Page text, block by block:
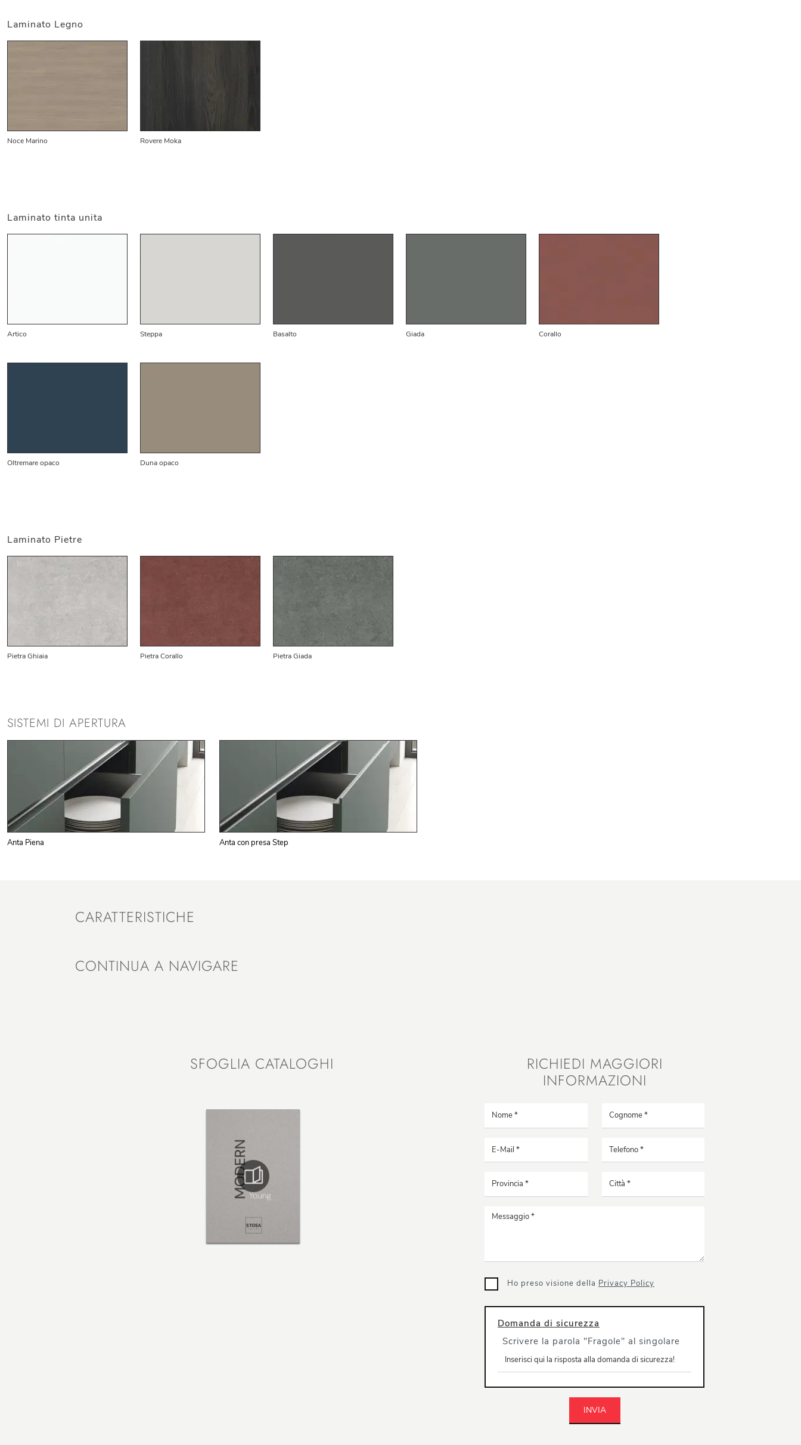
Laminato Legno
Noce Marino Rovere Moka
Laminato tinta unita
Artico Steppa Basalto Giada Corallo
Oltremare opaco Duna opaco
Laminato Pietre
Pietra Ghiaia Pietra Corallo Pietra Giada
SISTEMI DI APERTURA
Anta Piena Anta con presa Step
CARATTERISTICHE
CONTINUA A NAVIGARE
SFOGLIA CATALOGHI
RICHIEDI MAGGIORI
INFORMAZIONI
Ho preso visione della Privacy Policy
Domanda di sicurezza
Scrivere la parola "Fragole" al singolare
INVIA